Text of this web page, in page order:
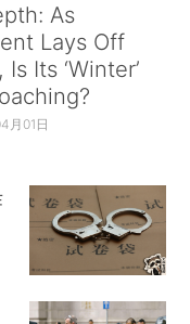
As
Lays Off
Its ‘Winter’
月01日